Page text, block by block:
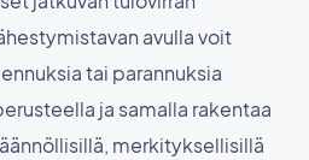
avulla voit
tai parannuksia
ja samalla rakentaa
merkityksellisillä